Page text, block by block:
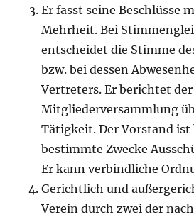
Er fasst seine Beschlüsse
Mehrheit. Bei
entscheidet die Stimme
bzw. bei dessen
Vertreters. Er berichtet der
Mitgliederversammlung
Tätigkeit. Der Vorstand
bestimmte Zwecke
Er kann verbindliche
Gerichtlich und
Verein durch zwei der